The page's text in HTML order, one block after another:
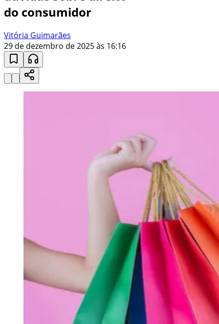
do consumidor
Vitória Guimarães
29 de dezembro de 2025 às 16:16